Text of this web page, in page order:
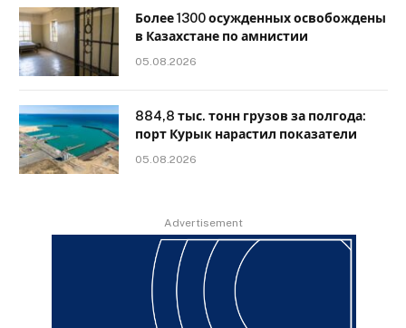
Более 1300 осужденных освобождены
в Казахстане по амнистии
05.08.2026
884,8 тыс. тонн грузов за полгода:
порт Курык нарастил показатели
05.08.2026
Advertisement